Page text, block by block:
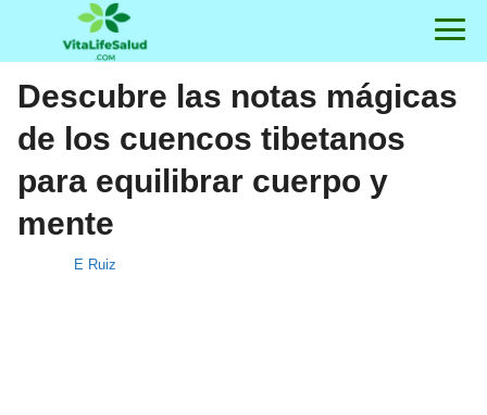
Descubre las notas mágicas
de los cuencos tibetanos
para equilibrar cuerpo y
mente
E Ruiz